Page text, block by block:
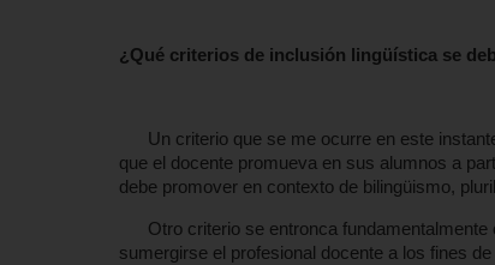
¿Qué criterios de inclusión lingüística se
Un criterio que se me ocurre en este
que el docente promueva en sus alumnos a
debe promover en contexto de bilingüismo,
Otro criterio se entronca fundamentalmente
sumergirse el profesional docente a los fines